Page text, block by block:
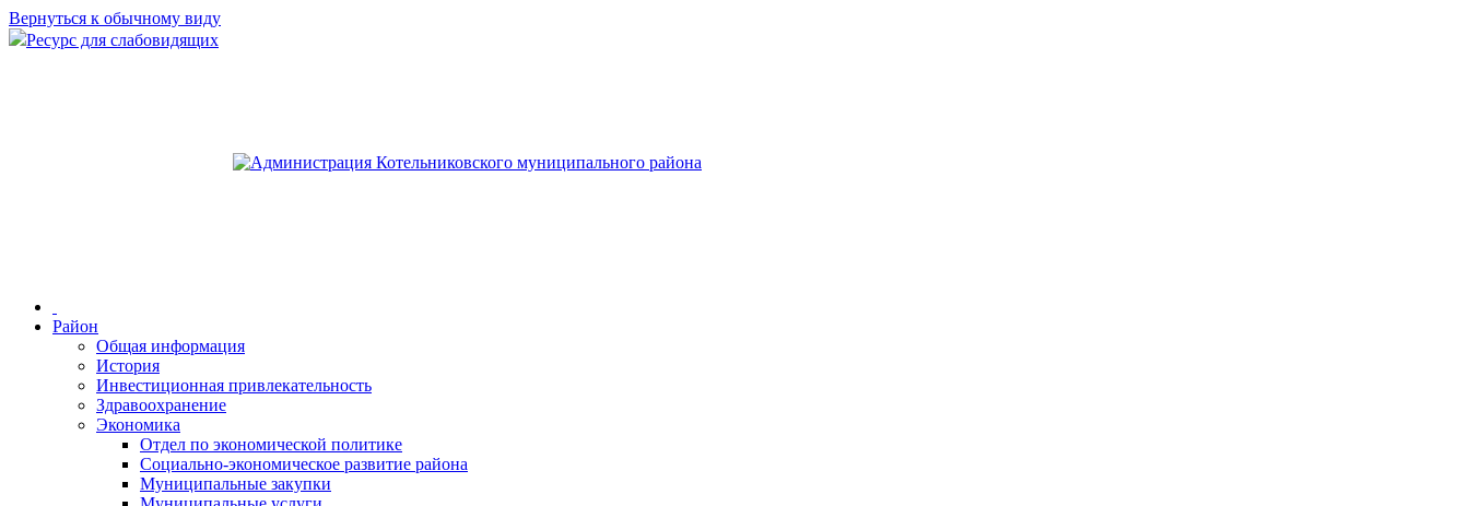
Вернуться к обычному виду
Ресурс для слабовидящих
Район
Общая информация
История
Инвестиционная привлекательность
Здравоохранение
Экономика
Отдел по экономической политике
Социально-экономическое развитие района
Муниципальные закупки